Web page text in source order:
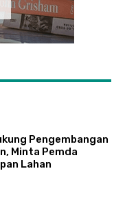
Pengembangan
Minta Pemda
Lahan